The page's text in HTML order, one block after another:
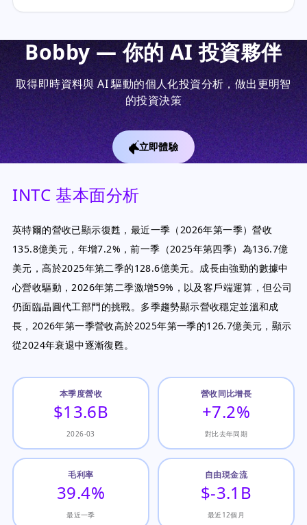
Bobby — 你的 AI 投資夥伴
取得即時資料與 AI 驅動的個人化投資分析，做出更明智
的投資決策
立即體驗
INTC 基本面分析
英特爾的營收已顯示復甦，最近一季（2026年第一季）營收
135.8億美元，年增7.2%，前一季（2025年第四季）為136.7億
美元，高於2025年第二季的128.6億美元。成長由強勁的數據中
心營收驅動，2026年第二季激增59%，以及客戶端運算，但公司
仍面臨晶圓代工部門的挑戰。多季趨勢顯示營收穩定並溫和成
長，2026年第一季營收高於2025年第一季的126.7億美元，顯示
從2024年衰退中逐漸復甦。
本季度營收
$13.6B
2026-03
營收同比增長
+7.2%
對比去年同期
毛利率
39.4%
最近一季
自由現金流
$-3.1B
最近12個月